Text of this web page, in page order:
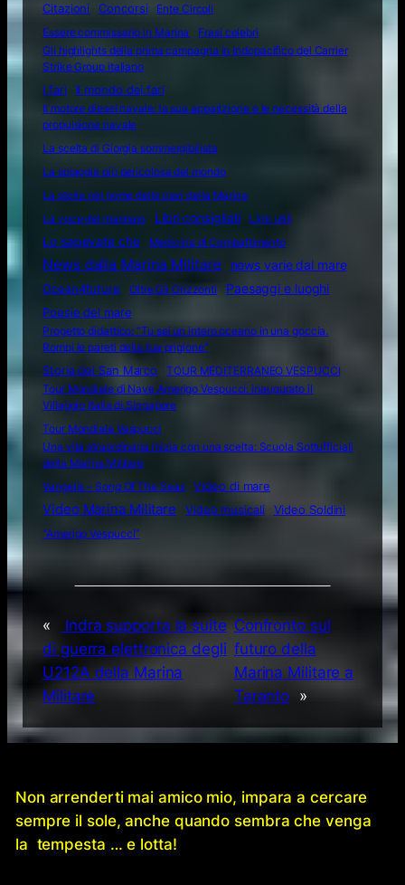
Citazioni
Concorsi
Ente Circoli
Essere commissario in Marina
Frasi celebri
Gli highlights della prima campagna in Indopacifico del Carrier
Strike Group italiano
I fari
Il mondo dei fari
Il motore diesel navale: la sua apparizione e le necessità della
propulsione navale
La scelta di Giorgia sommergibilista
La spiaggia più pericolosa del mondo
La storia nel nome delle navi della Marina
La voce del marinaio
Libri consigliati Link utili
Lo sapevate che Medicina di Combattimento
News dalla Marina Militare
news varie dal mare
Ocean4future
Oltre Gli Orizzonti
Paesaggi e luoghi
Poesie del mare
Progetto didattico: “Tu sei un intero oceano in una goccia.
Rompi le pareti della tua prigione”
Storia del San Marco
TOUR MEDITERRANEO VESPUCCI
Tour Mondiale di Nave Amerigo Vespucci: inaugurato il
Villaggio Italia di Singapore
Tour Mondiale Vespucci
Una vita straordinaria inizia con una scelta: Scuola Sottufficiali
della Marina Militare
Vangelis – Song Of The Seas
Video di mare
Video Marina Militare Video musicali
Video Soldini
“Amerigo Vespucci”
«
Indra supporta la suite
di guerra elettronica degli
U212A della Marina
Militare
Confronto sul
futuro della
Marina Militare a
Taranto »
Non arrenderti mai amico mio, impara a cercare
sempre il sole, anche quando sembra che venga
la tempesta … e lotta!